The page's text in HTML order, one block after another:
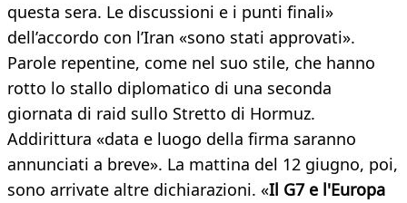
questa sera. Le discussioni e i punti finali»
dell’accordo con l’Iran «sono stati approvati».
Parole repentine, come nel suo stile, che hanno
rotto lo stallo diplomatico di una seconda
giornata di raid sullo Stretto di Hormuz.
Addirittura «data e luogo della firma saranno
annunciati a breve». La mattina del 12 giugno, poi,
sono arrivate altre dichiarazioni. «Il G7 e l'Europa